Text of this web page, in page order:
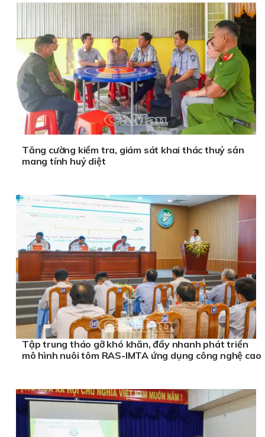
Tăng cường kiểm tra, giám sát khai thác thuỷ sản
mang tính huỷ diệt
Tập trung tháo gỡ khó khăn, đẩy nhanh phát triển
mô hình nuôi tôm RAS-IMTA ứng dụng công nghệ cao